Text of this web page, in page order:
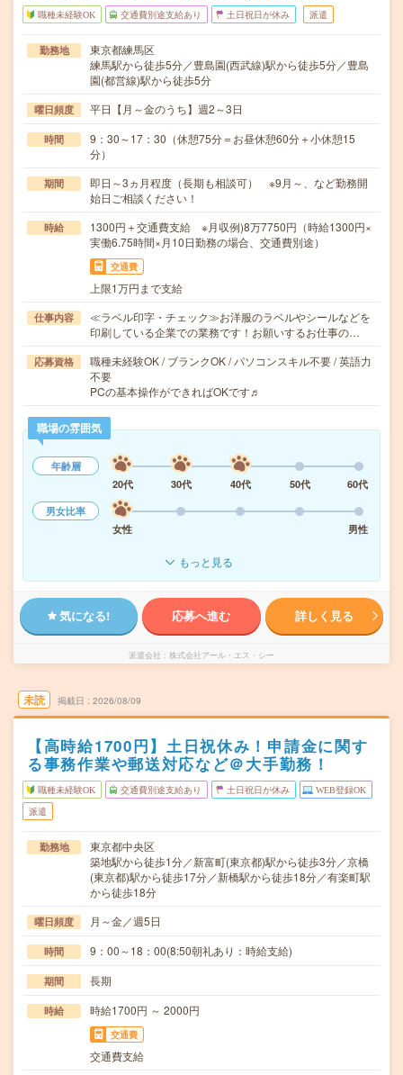
職種未経験OK 交通費別途支給あり 土日祝日が休み 派遣
勤務地
東京都練馬区
練馬駅から徒歩5分／豊島園(西武線)駅から徒歩5分／豊島
園(都営線)駅から徒歩5分
曜日頻度 平日【月～金のうち】週2～3日
時間
9：30～17：30（休憩75分＝お昼休憩60分＋小休憩15
分）
期間
即日～3ヵ月程度（長期も相談可） ※9月～、など勤務開
始日ご相談ください！
時給
1300円＋交通費支給 ※月収例)8万7750円（時給1300円×
実働6.75時間×月10日勤務の場合、交通費別途）
交通費
上限1万円まで支給
仕事内容
≪ラベル印字・チェック≫お洋服のラベルやシールなどを
印刷している企業での業務です！お願いするお仕事の…
応募資格
職種未経験OK / ブランクOK / パソコンスキル不要 / 英語力
不要
PCの基本操作ができればOKです♬
職場の雰囲気
年齢層
20代
30代 40代 50代
60代
男女比率
女性
男性
もっと見る
気になる! 応募へ進む 詳しく見る
派遣会社 株式会社アール・エス・シー
未読 掲載日 2026/08/09
【高時給1700円】土日祝休み！申請金に関す
る事務作業や郵送対応など＠大手勤務！
職種未経験OK 交通費別途支給あり 土日祝日が休み WEB登録OK
派遣
勤務地
東京都中央区
築地駅から徒歩1分／新富町(東京都)駅から徒歩3分／京橋
(東京都)駅から徒歩17分／新橋駅から徒歩18分／有楽町駅
から徒歩18分
曜日頻度 月～金／週5日
時間 9：00～18：00(8:50朝礼あり：時給支給)
期間 長期
時給 時給1700円 ～ 2000円
交通費
交通費支給